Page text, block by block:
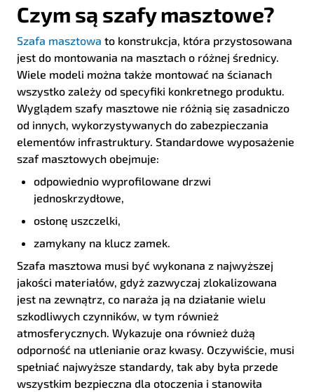
Czym są szafy masztowe?
Szafa masztowa to konstrukcja, która przystosowana
jest do montowania na masztach o różnej średnicy.
Wiele modeli można także montować na ścianach
wszystko zależy od specyfiki konkretnego produktu.
Wyglądem szafy masztowe nie różnią się zasadniczo
od innych, wykorzystywanych do zabezpieczania
elementów infrastruktury. Standardowe wyposażenie
szaf masztowych obejmuje:
odpowiednio wyprofilowane drzwi
jednoskrzydłowe,
osłonę uszczelki,
zamykany na klucz zamek.
Szafa masztowa musi być wykonana z najwyższej
jakości materiałów, gdyż zazwyczaj zlokalizowana
jest na zewnątrz, co naraża ją na działanie wielu
szkodliwych czynników, w tym również
atmosferycznych. Wykazuje ona również dużą
odporność na utlenianie oraz kwasy. Oczywiście, musi
spełniać najwyższe standardy, tak aby była przede
wszystkim bezpieczna dla otoczenia i stanowiła